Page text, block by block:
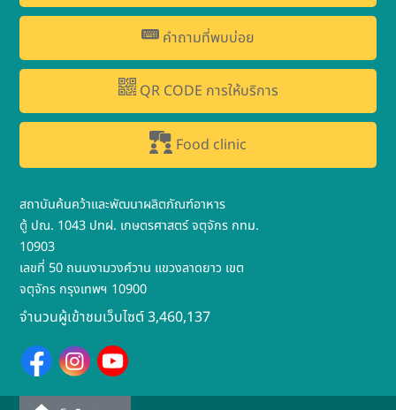
คำถามที่พบบ่อย
QR CODE การให้บริการ
Food clinic
สถาบันค้นคว้าและพัฒนาผลิตภัณฑ์อาหาร
ตู้ ปณ. 1043 ปทฝ. เกษตรศาสตร์ จตุจักร กทม.
10903
เลขที่ 50 ถนนงามวงศ์วาน แขวงลาดยาว เขต
จตุจักร กรุงเทพฯ 10900
จำนวนผู้เข้าชมเว็บไซต์ 3,460,137